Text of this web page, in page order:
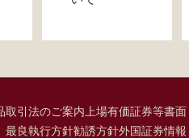
取引法のご案内 上場有価証券等書
最良執行方針勧誘方針外国証券情